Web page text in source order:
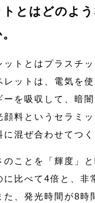
とはどのよ
ットとはプラスチ
レットは、電気を
ーを吸収して、暗
顔料というセラミ
混ぜ合わせてつく
のことを「輝度」
比べて4倍と、非
た、発光時間が8時